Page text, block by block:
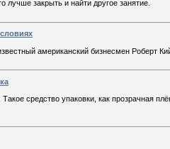
лучше закрыть и найти другое занятие.
американский бизнесмен Роберт
средство упаковки, как прозрачная